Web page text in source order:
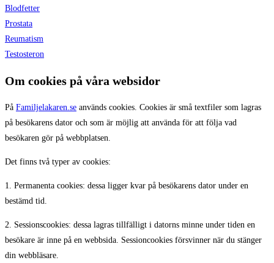
Blodfetter
Prostata
Reumatism
Testosteron
Om cookies på våra websidor
På Familjelakaren.se används cookies. Cookies är små textfiler som lagras
på besökarens dator och som är möjlig att använda för att följa vad
besökaren gör på webbplatsen.
Det finns två typer av cookies:
1. Permanenta cookies: dessa ligger kvar på besökarens dator under en
bestämd tid.
2. Sessionscookies: dessa lagras tillfälligt i datorns minne under tiden en
besökare är inne på en webbsida. Sessioncookies försvinner när du stänger
din webbläsare.